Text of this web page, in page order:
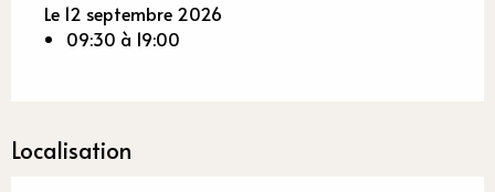
Le 12 septembre 2026
09:30 à 19:00
Localisation